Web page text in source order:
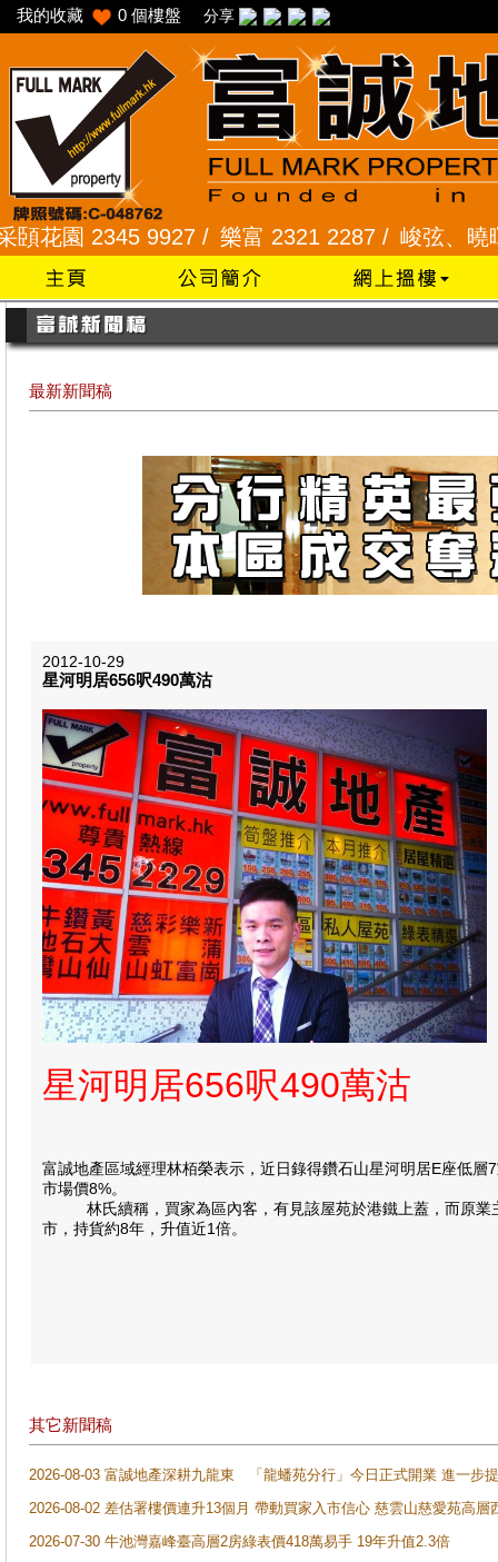
我的收藏 0 個樓盤 分享
2345 9927 /樂富 2321 2287 /峻弦、曉暉花
最新新聞稿
2012-10-29
星河明居656呎490萬沽
星河明居656呎490萬沽
富誠地產區域經理林栢榮表示，近日錄得鑽石山星河明居E座低
市場價8%。
林氏續稱，買家為區內客，有見該屋苑於港鐵上蓋，而原業
市，持貨約8年，升值近1倍。
其它新聞稿
2026-08-03 富誠地產深耕九龍東 「龍蟠苑分行」今日正式開業 進一步
2026-08-02 差估署樓價連升13個月 帶動買家入市信心 慈雲山慈愛苑高層
2026-07-30 牛池灣嘉峰臺高層2房綠表價418萬易手 19年升值2.3倍